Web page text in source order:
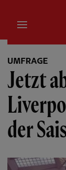
UMFRAGE
Jetzt
der